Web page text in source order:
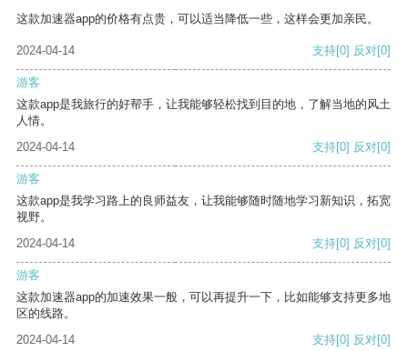
这款加速器app的价格有点贵，可以适当降低一些，这样会更加亲民。
2024-04-14 支持[0] 反对[0]
游客
这款app是我旅行的好帮手，让我能够轻松找到目的地，了解当地的风土
人情。
2024-04-14
支持[0] 反对[0]
游客
这款app是我学习路上的良师益友，让我能够随时随地学习新知识，拓宽
视野。
2024-04-14
支持[0] 反对[0]
游客
这款加速器app的加速效果一般，可以再提升一下，比如能够支持更多地
区的线路。
2024-04-14
支持[0] 反对[0]